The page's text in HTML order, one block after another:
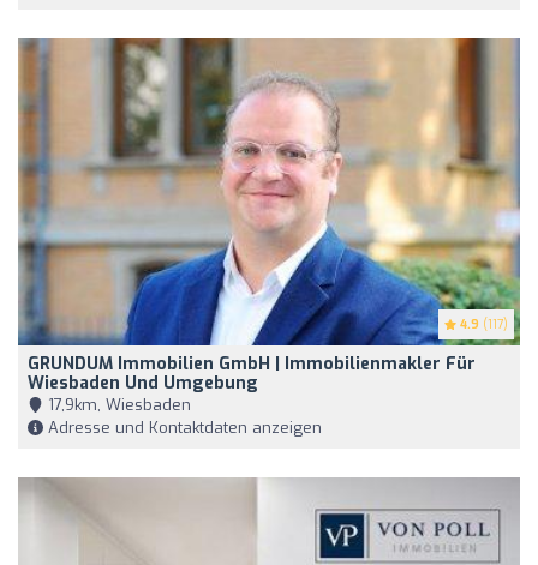
4.9 (117)
GRUNDUM Immobilien GmbH | Immobilienmakler Für
Wiesbaden Und Umgebung
17,9km, Wiesbaden
Adresse und Kontaktdaten anzeigen